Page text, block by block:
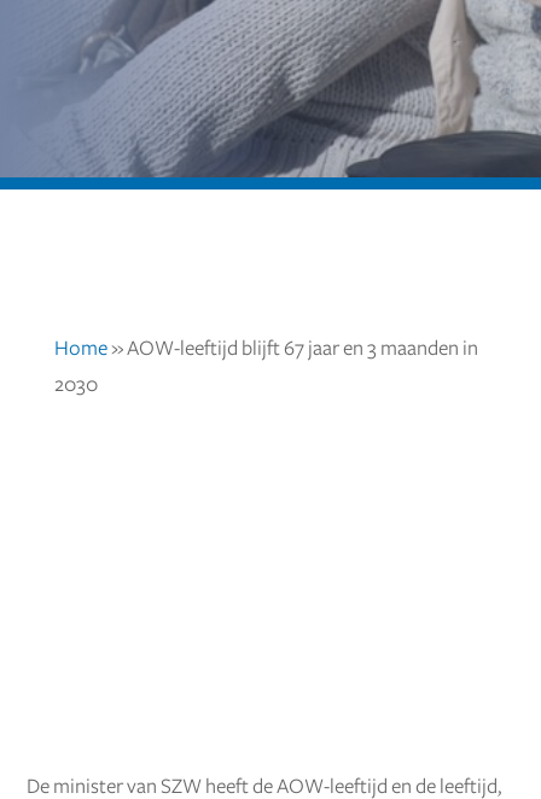
Home»AOW-leeftijd blijft 67 jaar en 3 maanden in
2030
De minister van SZW heeft de AOW-leeftijd en de leeftijd,